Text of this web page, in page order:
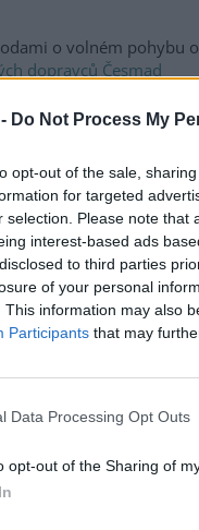
Do Not Process My
opt-out of the sale,
for targeted
selection. Please note
interest-based ads
to third parties
of your personal
This information may also
Participants that may
Data Processing Opt Outs
opt-out of the Sharing of
o volném pohybu
dopravců Česmad
rakouských hranic ze
Felix z Česmad,
posílilo rozpočty
ČIA
se rozhodlo pro letošní
a dalších deset
.
vypouštět údolní nádrž
význam především v
oprava spodního
s opravou hráze